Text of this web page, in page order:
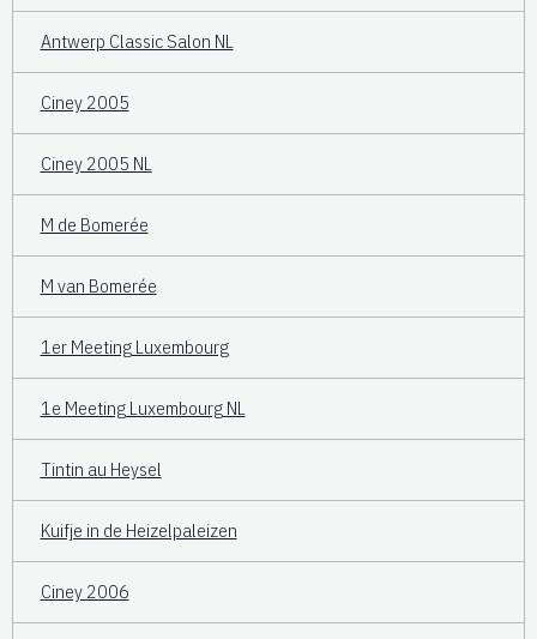
Antwerp Classic Salon NL
Ciney 2005
Ciney 2005 NL
M de Bomerée
M van Bomerée
1er Meeting Luxembourg
1e Meeting Luxembourg NL
Tintin au Heysel
Kuifje in de Heizelpaleizen
Ciney 2006